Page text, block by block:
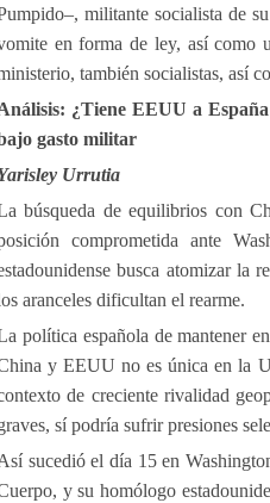
militante socialista de
en forma de ley, así como
también socialistas, así
¿Tiene EEUU a
gasto militar
Urrutia
búsqueda de equilibrios con
comprometida ante
busca atomizar la
aranceles dificultan el rearme.
política española de mantener
y EEUU no es única en la
de creciente rivalidad
sí podría sufrir presiones
sucedió el día 15 en
y su homólogo